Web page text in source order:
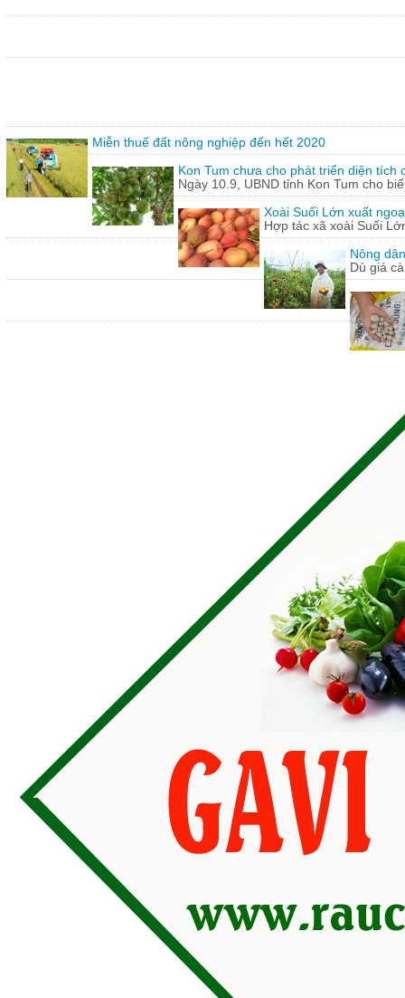
Miễn thuế đất nông nghiệp đến hết 2020
Kon Tum chưa cho phát triển diện tích
Ngày 10.9, UBND tỉnh Kon Tum cho
Xoài Suối Lớn xuất
Hợp tác xã xoài Suối
Nông
Dù giá